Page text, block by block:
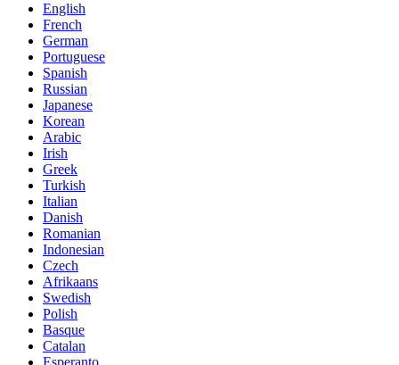
English
French
German
Portuguese
Spanish
Russian
Japanese
Korean
Arabic
Irish
Greek
Turkish
Italian
Danish
Romanian
Indonesian
Czech
Afrikaans
Swedish
Polish
Basque
Catalan